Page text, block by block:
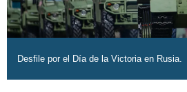
Desfile por el Día de la Victoria en Rusia.